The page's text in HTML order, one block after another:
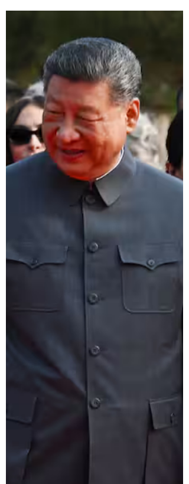
名嘅演員，過去一直表現得好「政治正確」，
曾公開支持跨性別運動、捐款俾具爭議嘅慈善
組織 Mermaids。當年J.K....